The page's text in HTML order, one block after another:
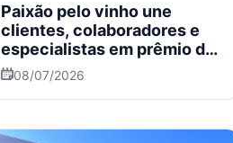
Paixão pelo vinho une
clientes, colaboradores e
especialistas em prêmio do
Zona Sul
08/07/2026